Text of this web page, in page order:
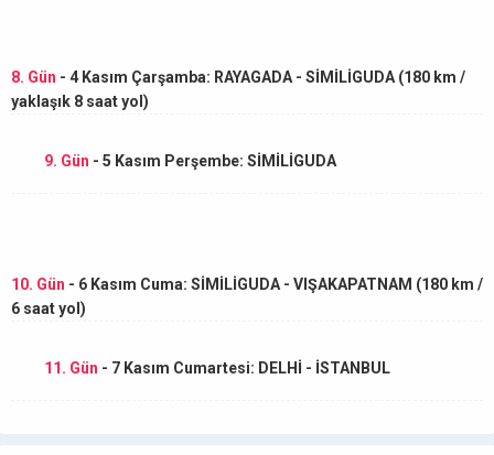
8. Gün - 4 Kasım Çarşamba: RAYAGADA - SİMİLİGUDA (180 km /
yaklaşık 8 saat yol)
9. Gün - 5 Kasım Perşembe: SİMİLİGUDA
10. Gün - 6 Kasım Cuma: SİMİLİGUDA - VIŞAKAPATNAM (180 km /
6 saat yol)
11. Gün - 7 Kasım Cumartesi: DELHİ - İSTANBUL